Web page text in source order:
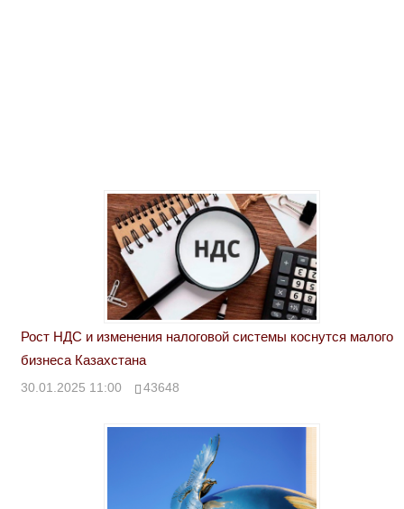
Рост НДС и изменения налоговой системы коснутся малого
бизнеса Казахстана
30.01.2025 11:00 43648